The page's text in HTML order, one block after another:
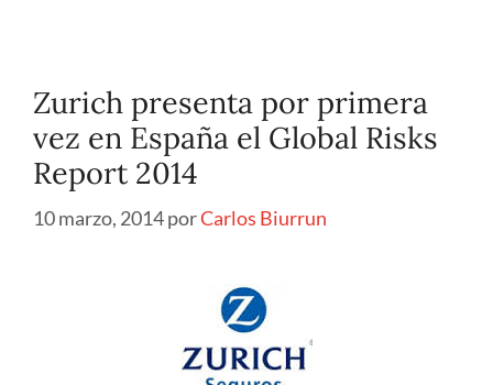
Zurich presenta por primera
vez en España el Global Risks
Report 2014
10 marzo, 2014porCarlos Biurrun